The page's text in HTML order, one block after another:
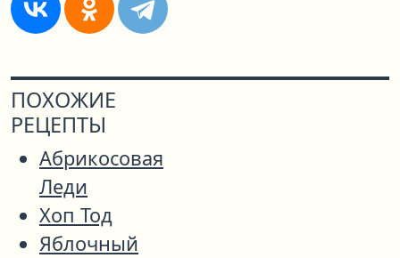
ПОХОЖИЕ
РЕЦЕПТЫ
Абрикосовая
Леди
Хоп Тод
Яблочный